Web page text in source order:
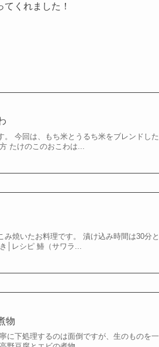
くれました！
今回は、もち米とうるち米をブレンドした
たけのこのおこわは...
焼いたお料理です。 漬け込み時間は30分と
│レシピ 鰆（サワラ...
物
に下処理するのは面倒ですが、生のものを一